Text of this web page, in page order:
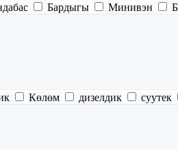
Бардыгы Минивэн
Көлөм дизелдик суутек